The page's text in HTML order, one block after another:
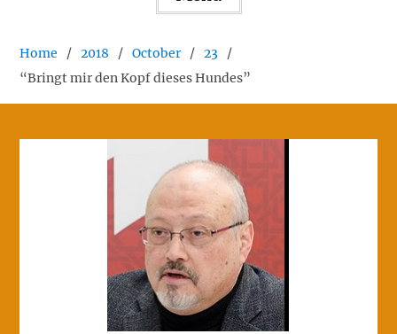
Home 2018 October
23
“Bringt mir den Kopf dieses Hundes”